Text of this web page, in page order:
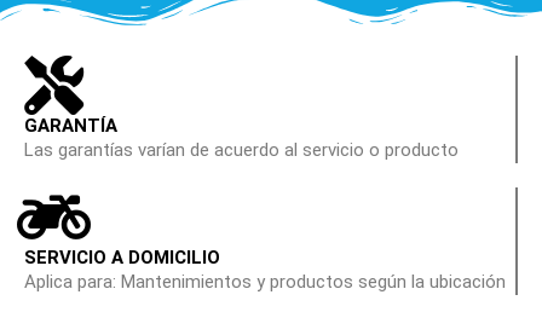
GARANTÍA
Las garantías varían de acuerdo al servicio o producto
SERVICIO A DOMICILIO
Aplica para: Mantenimientos y productos según la ubicación